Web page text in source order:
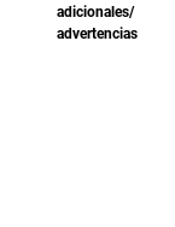
adicionales/
advertencias